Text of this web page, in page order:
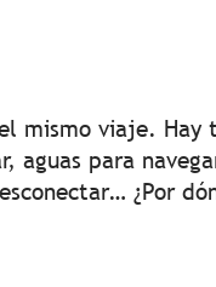
mismo viaje. Hay
aguas para
¿Por